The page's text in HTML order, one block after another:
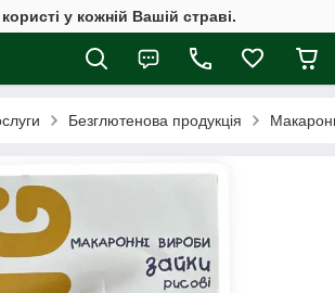
у кожній Вашій страві.
Безглютенова продукція